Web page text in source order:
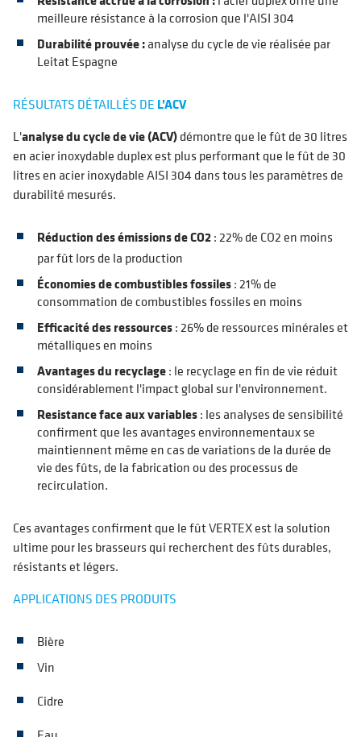
meilleure résistance à la corrosion que l'AISI 304
Durabilité prouvée :analyse du cycle de vie réalisée par
Leitat Espagne
RÉSULTATS DÉTAILLÉS DE L’ACV
L'analyse du cycle de vie (ACV)démontre que le fût de 30 litres
en acier inoxydable duplex est plus performant que le fût de 30
litres en acier inoxydable AISI 304 dans tous les paramètres de
durabilité mesurés.
Réduction desémissions de CO2: 22% de CO2 en moins
par fût lors de la production
Économies de combustibles fossiles: 21% de
consommation de combustibles fossiles en moins
Efficacité des ressources: 26% de ressources minérales et
métalliques en moins
Avantages du recyclage: le recyclage en fin de vie réduit
considérablement l'impact global sur l'environnement.
Resistance face aux variables: les analyses de sensibilité
confirment que les avantages environnementaux se
maintiennent même en cas de variations de la durée de
vie des fûts, de la fabrication ou des processus de
recirculation.
Ces avantages confirment que le fût VERTEX est la solution
ultime pour les brasseurs qui recherchent des fûts durables,
résistants et légers.
APPLICATIONS DES PRODUITS
Bière
Vin
Cidre